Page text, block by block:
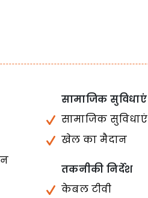
सामाजिक सुविधाएं
सामाजिक सुविधाएं
खेल का मैदान
तकनीकी निर्देश
केबल टीवी